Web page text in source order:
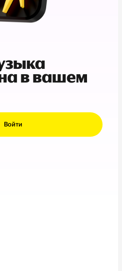
в вашем
Войти